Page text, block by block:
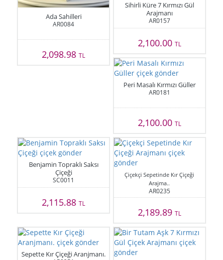
Ada Sahilleri
AR0084
2,098.98TL
Sihirli Küre 7 Kırmızı Gül
Arajmanı
AR0157
2,100.00 TL
Peri Masalı Kırmızı Güller
AR0181
2,100.00 TL
Benjamin Topraklı Saksı
Çiçeği
SC0011
2,115.88TL
Çiçekçi Sepetinde Kır Çiçeği
Arajma..
AR0235
2,189.89 TL
Sepette Kır Çiçeği Aranjmanı.